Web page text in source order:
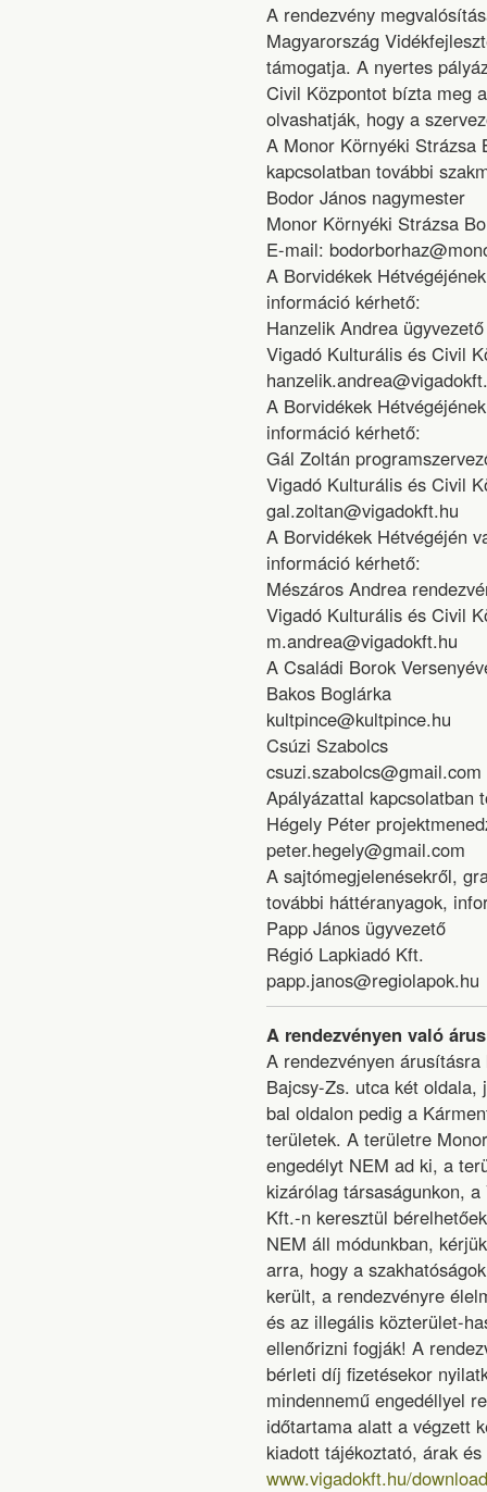
A rendezvény
Magyarország
támogatja. A nyertes
Civil Központot bízta meg
olvashatják, hogy a
A Monor Környéki Strázsa
kapcsolatban további
Bodor János nagymester
Monor Környéki Strázsa
E-mail:
A Borvidékek
információ kérhető:
Hanzelik Andrea ügyvezető
Vigadó Kulturális és Civil
A Borvidékek
információ kérhető:
Gál Zoltán
Vigadó Kulturális és Civil
gal.zoltan@vigadokft.hu
A Borvidékek Hétvégéjén
információ kérhető:
Mészáros Andrea
Vigadó Kulturális és Civil
m.andrea@vigadokft.hu
A Családi Borok
Bakos Boglárka
kultpince@kultpince.hu
Csúzi Szabolcs
csuzi.szabolcs@gmail.com
Apályázattal kapcsolatban
Hégely Péter
peter.hegely@gmail.com
A sajtómegjelenésekről,
további háttéranyagok,
Papp János ügyvezető
Régió Lapkiadó Kft.
papp.janos@regiolapok.hu
A rendezvényen való
A rendezvényen
Bajcsy-Zs. utca két
bal oldalon pedig a
területek. A területre
engedélyt NEM ad ki, a
kizárólag társaságunkon,
Kft.-n keresztül
NEM áll módunkban,
arra, hogy a
került, a rendezvényre
és az illegális közterület-
ellenőrizni fogják! A
bérleti díj fizetésekor
mindennemű engedéllyel
időtartama alatt a végzett
kiadott tájékoztató, árak
www.vigadokft.hu/